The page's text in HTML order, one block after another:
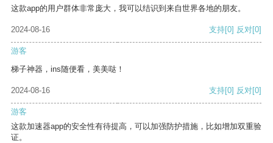
这款app的用户群体非常庞大，我可以结识到来自世界各地的朋友。
2024-08-16 支持[0] 反对[0]
游客
梯子神器，ins随便看，美美哒！
2024-08-16 支持[0] 反对[0]
游客
这款加速器app的安全性有待提高，可以加强防护措施，比如增加双重验
证。